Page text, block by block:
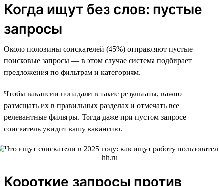
Когда ищут без слов: пустые
запросы
Около половины соискателей (45%) отправляют пустые
поисковые запросы — в этом случае система подбирает
предложения по фильтрам и категориям.
Чтобы вакансии попадали в такие результаты, важно
размещать их в правильных разделах и отмечать все
релевантные фильтры. Тогда даже при пустом запросе
соискатель увидит вашу вакансию.
Короткие запросы против